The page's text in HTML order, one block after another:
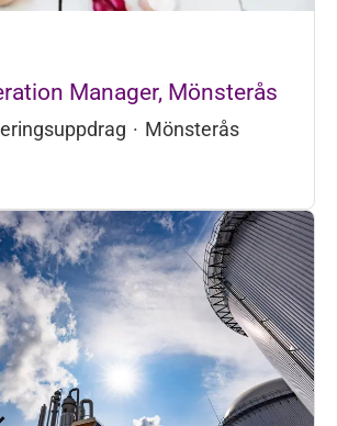
Manager, Mönsterås
· Mönsterås